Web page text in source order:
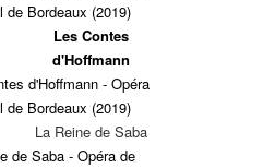
de Bordeaux (2019)
Les Contes
d'Hoffmann
d'Hoffmann - Opéra
de Bordeaux (2019)
La Reine de Saba
de Saba - Opéra de